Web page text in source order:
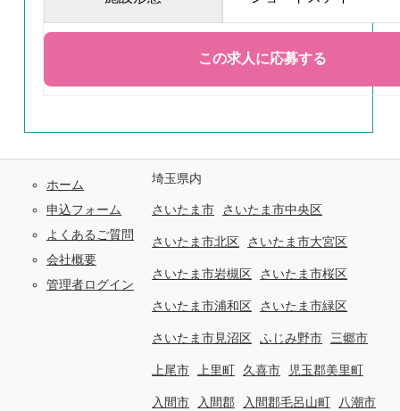
ホーム
申込フォーム
よくあるご質問
会社概要
管理者ログイン
埼玉県内
さいたま市 さいたま市中央区
さいたま市北区 さいたま市大宮区
さいたま市岩槻区 さいたま市桜区
さいたま市浦和区 さいたま市緑区
さいたま市見沼区 ふじみ野市 三郷市
上尾市 上里町 久喜市 児玉郡美里町
入間市 入間郡 入間郡毛呂山町 八潮市